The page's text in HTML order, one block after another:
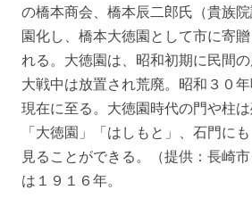
の橋本商会、橋本辰二郎氏（貴族
園化し、橋本大徳園として市に寄
れる。大徳園は、昭和初期に民間
大戦中は放置され荒廃。昭和３０
現在に至る。大徳園時代の門や柱
「大徳園」「はしもと」、石門に
見ることができる。（提供：長
は１９１６年。